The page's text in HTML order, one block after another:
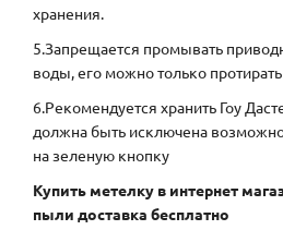
хранения.
5.Запрещается промывать
воды, его можно только
6.Рекомендуется хранить Гоу
должна быть исключена
на зеленую кнопку
Купить метелку в интернет
пыли доставка бесплатно